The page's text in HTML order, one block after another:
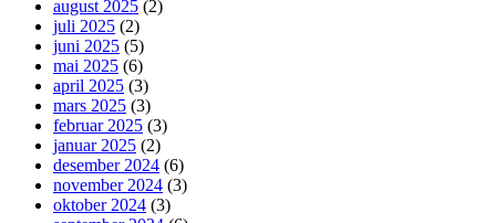
august 2025 (2)
juli 2025 (2)
juni 2025 (5)
mai 2025 (6)
april 2025 (3)
mars 2025 (3)
februar 2025 (3)
januar 2025 (2)
desember 2024 (6)
november 2024 (3)
oktober 2024 (3)